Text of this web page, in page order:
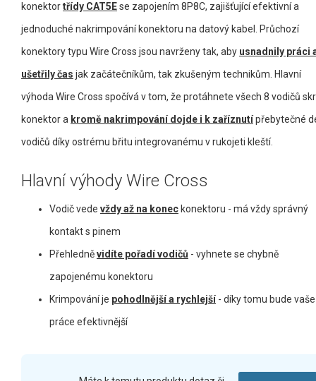
konektortřídy CAT5Ese zapojením 8P8C, zajišťující efektivní a
jednoduché nakrimpování konektoru na datový kabel. Průchozí
konektory typu Wire Cross jsou navrženy tak, aby usnadnily práci
ušetřily čas jak začátečníkům, tak zkušeným technikům. Hlavní
výhoda Wire Cross spočívá v tom, že protáhnete všech 8 vodičů
konektor a kromě nakrimpování dojde i k zaříznutípřebytečné
vodičů díky ostrému břitu integrovanému v rukojeti kleští.
Hlavní výhody Wire Cross
Vodič vede vždy až na konec konektoru - má vždy správný
kontakt s pinem
Přehledněvidíte pořadí vodičů - vyhnete se chybně
zapojenému konektoru
Krimpování je pohodlnější a rychlejší- díky tomu bude vaše
práce efektivnější